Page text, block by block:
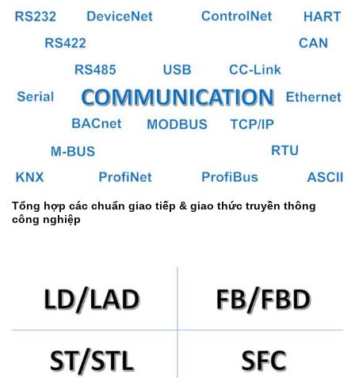
Tổng hợp các chuẩn giao tiếp & giao thức truyền thông
công nghiệp